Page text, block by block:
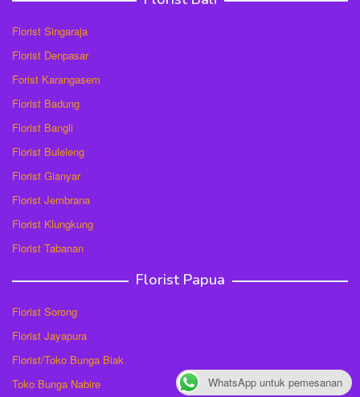
Florist Singaraja
Florist Denpasar
Forist Karangasem
Florist Badung
Florist Bangli
Florist Buleleng
Florist Gianyar
Florist Jembrana
Florist Klungkung
Florist Tabanan
Florist Papua
Florist Sorong
Florist Jayapura
Florist/Toko Bunga Biak
Toko Bunga Nabire
WhatsApp untuk pemesanan